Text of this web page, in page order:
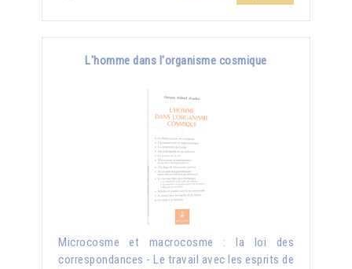
L'homme dans l'organisme cosmique
Microcosme et macrocosme : la loi des
correspondances - Le travail avec les esprits de